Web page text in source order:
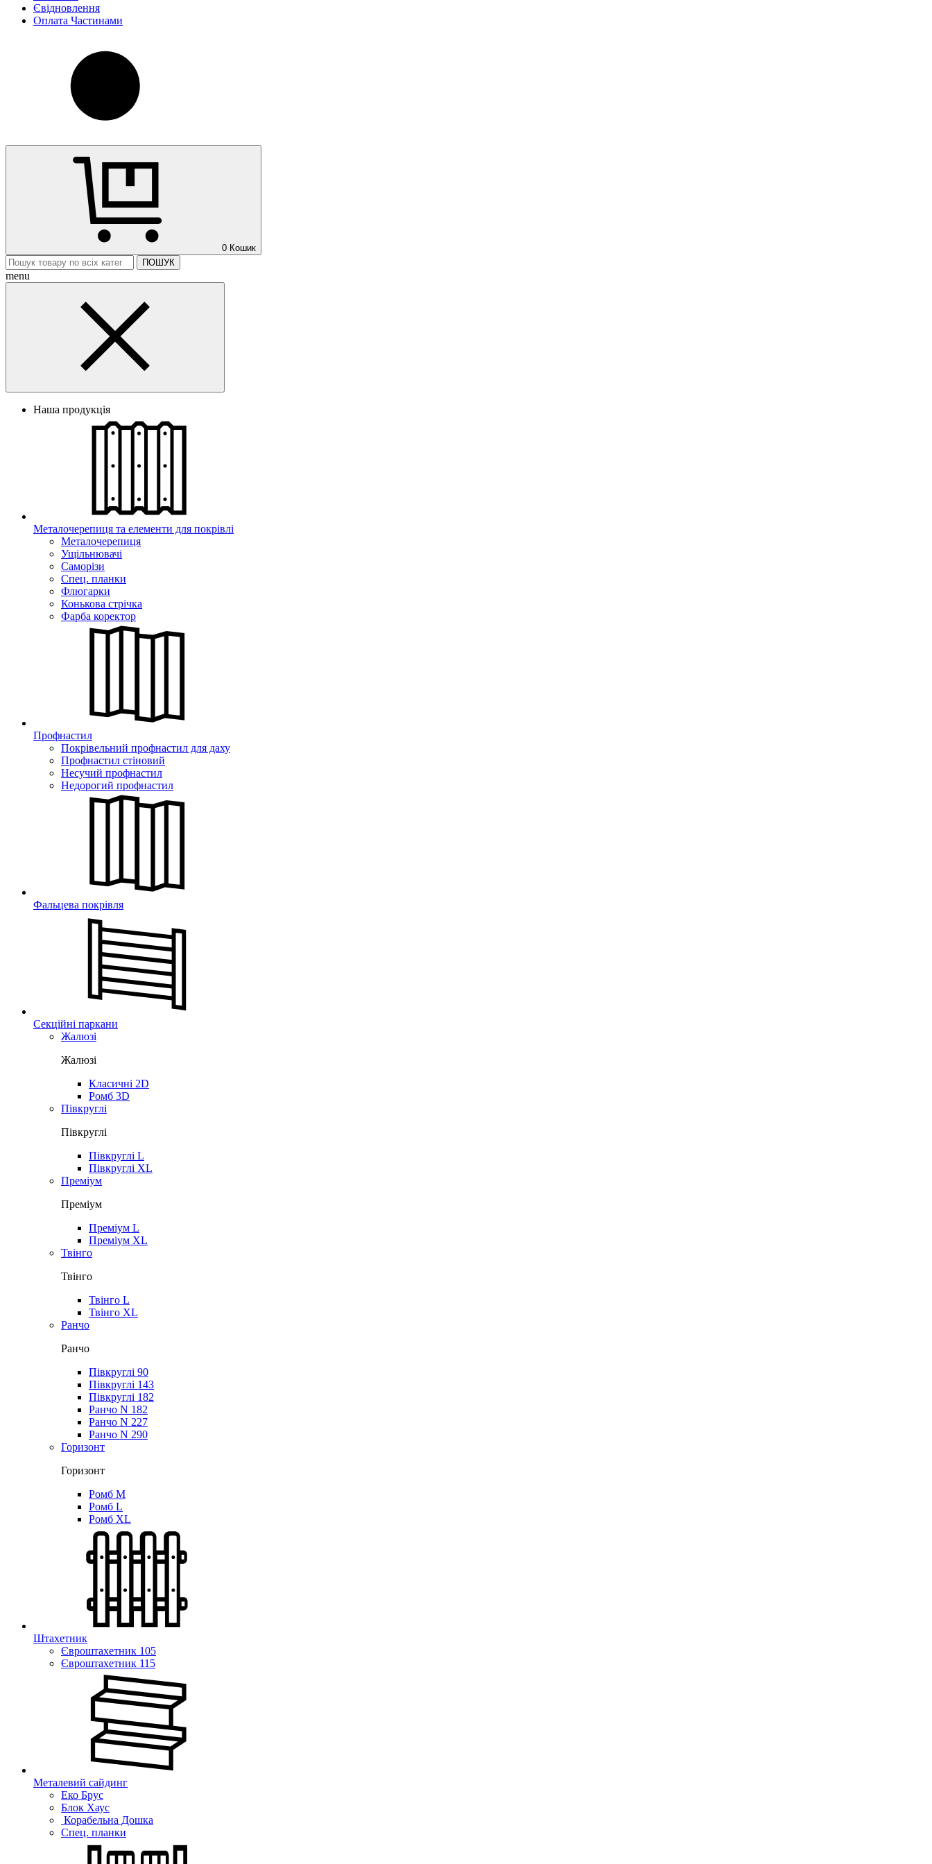
Євідновлення
Оплата Частинами
0 Кошик
ПОШУК
menu
Наша продукція
Металочерепиця та елементи для покрівлі
Металочерепиця
Ущільнювачі
Саморізи
Спец. планки
Флюгарки
Конькова стрічка
Фарба коректор
Профнастил
Покрівельний профнастил для даху
Профнастил стіновий
Несучий профнастил
Недорогий профнастил
Фальцева покрівля
Секційні паркани
Жалюзі
Жалюзі
Класичні 2D
Ромб 3D
Півкруглі
Півкруглі
Півкруглі L
Півкруглі XL
Преміум
Преміум
Преміум L
Преміум XL
Твінго
Твінго
Твінго L
Твінго XL
Ранчо
Ранчо
Півкруглі 90
Півкруглі 143
Півкруглі 182
Ранчо N 182
Ранчо N 227
Ранчо N 290
Горизонт
Горизонт
Ромб M
Ромб L
Ромб XL
Штахетник
Євроштахетник 105
Євроштахетник 115
Металевий сайдинг
Еко Брус
Блок Хаус
Корабельна Дошка
Спец. планки